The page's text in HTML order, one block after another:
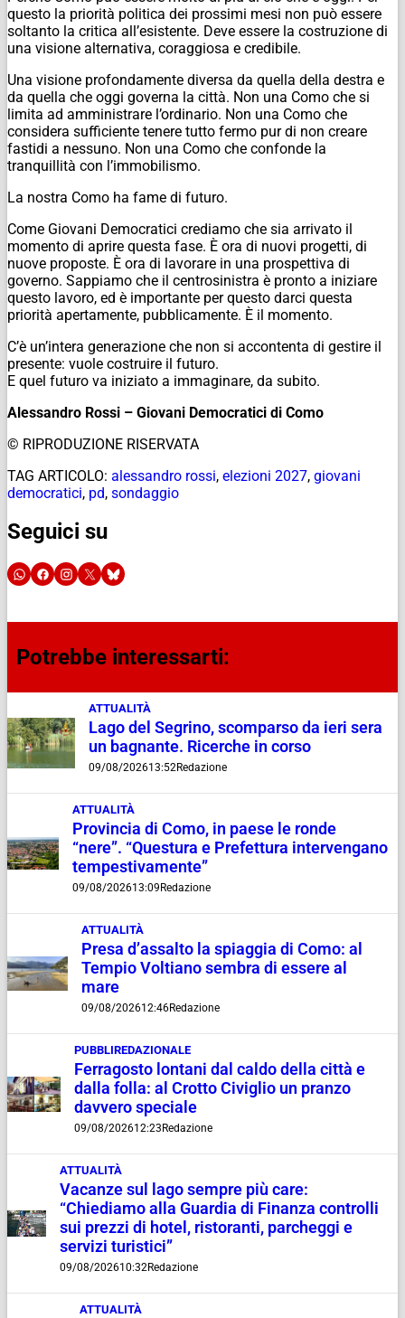
questo la priorità politica dei prossimi mesi non può essere
soltanto la critica all’esistente. Deve essere la costruzione di
una visione alternativa, coraggiosa e credibile.
Una visione profondamente diversa da quella della destra e
da quella che oggi governa la città. Non una Como che si
limita ad amministrare l’ordinario. Non una Como che
considera sufficiente tenere tutto fermo pur di non creare
fastidi a nessuno. Non una Como che confonde la
tranquillità con l’immobilismo.
La nostra Como ha fame di futuro.
Come Giovani Democratici crediamo che sia arrivato il
momento di aprire questa fase. È ora di nuovi progetti, di
nuove proposte. È ora di lavorare in una prospettiva di
governo. Sappiamo che il centrosinistra è pronto a iniziare
questo lavoro, ed è importante per questo darci questa
priorità apertamente, pubblicamente. È il momento.
C’è un’intera generazione che non si accontenta di gestire il
presente: vuole costruire il futuro.
E quel futuro va iniziato a immaginare, da subito.
Alessandro Rossi – Giovani Democratici di Como
© RIPRODUZIONE RISERVATA
TAG ARTICOLO: alessandro rossi, elezioni 2027, giovani
democratici, pd, sondaggio
Seguici su
Potrebbe interessarti:
ATTUALITÀ
Lago del Segrino, scomparso da ieri sera
un bagnante. Ricerche in corso
09/08/202613:52Redazione
ATTUALITÀ
Provincia di Como, in paese le ronde
“nere”. “Questura e Prefettura intervengano
tempestivamente”
09/08/202613:09 Redazione
ATTUALITÀ
Presa d’assalto la spiaggia di Como: al
Tempio Voltiano sembra di essere al
mare
09/08/202612:46Redazione
PUBBLIREDAZIONALE
Ferragosto lontani dal caldo della città e
dalla folla: al Crotto Civiglio un pranzo
davvero speciale
09/08/202612:23 Redazione
ATTUALITÀ
Vacanze sul lago sempre più care:
“Chiediamo alla Guardia di Finanza controlli
sui prezzi di hotel, ristoranti, parcheggi e
servizi turistici”
09/08/202610:32Redazione
ATTUALITÀ